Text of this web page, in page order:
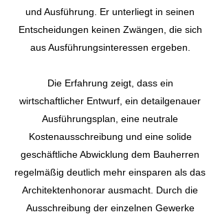
und Ausführung. Er unterliegt in seinen
Entscheidungen keinen Zwängen, die sich
aus Ausführungsinteressen ergeben.
Die Erfahrung zeigt, dass ein
wirtschaftlicher Entwurf, ein detailgenauer
Ausführungsplan, eine neutrale
Kostenausschreibung und eine solide
geschäftliche Abwicklung dem Bauherren
regelmäßig deutlich mehr einsparen als das
Architektenhonorar ausmacht. Durch die
Ausschreibung der einzelnen Gewerke